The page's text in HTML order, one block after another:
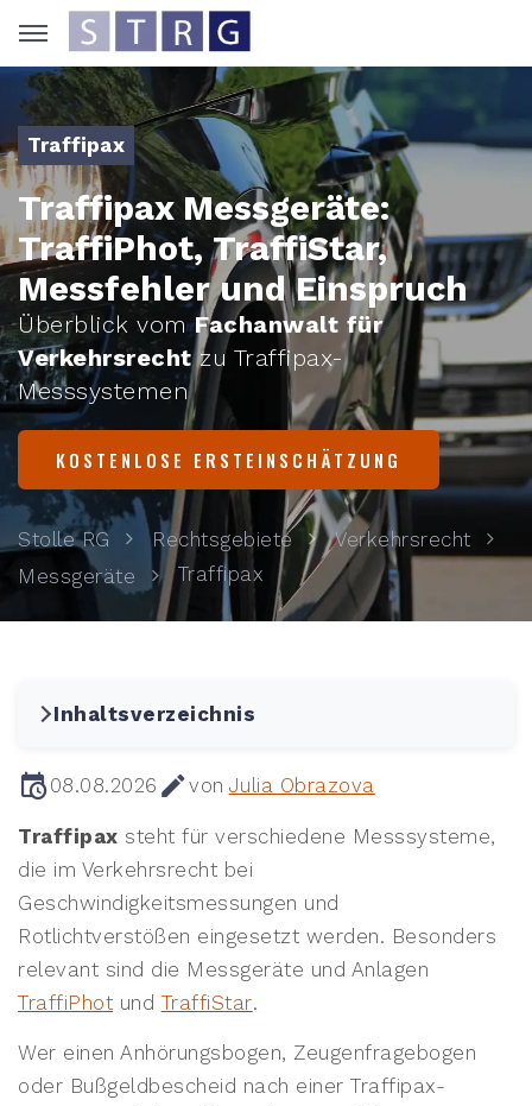
Traffipax
Traffipax Messgeräte:
TraffiPhot, TraffiStar,
Messfehler und Einspruch
Überblick vomFachanwalt für
Verkehrsrechtzu Traffipax-
Messsystemen
KOSTENLOSE ERSTEINSCHÄTZUNG
Stolle RG Rechtsgebiete
Verkehrsrecht
Messgeräte
Traffipax
08.08.2026 von Julia Obrazova
Traffipax steht für verschiedene Messsysteme,
die im Verkehrsrecht bei
Geschwindigkeitsmessungen und
Rotlichtverstößen eingesetzt werden. Besonders
relevant sind die Messgeräte und Anlagen
TraffiPhot und TraffiStar.
Wer einen Anhörungsbogen, Zeugenfragebogen
oder Bußgeldbescheid nach einer Traffipax-
Inhaltsverzeichnis